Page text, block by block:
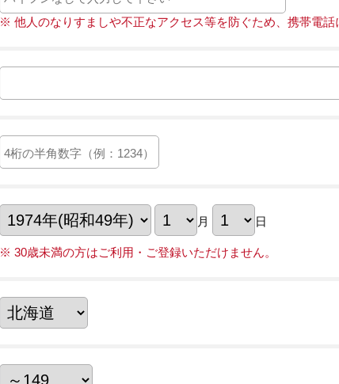
※ 他人のなりすましや不正なアクセス等を防ぐため、携帯電話
月 日
※ 30歳未満の方はご利用・ご登録いただけません。